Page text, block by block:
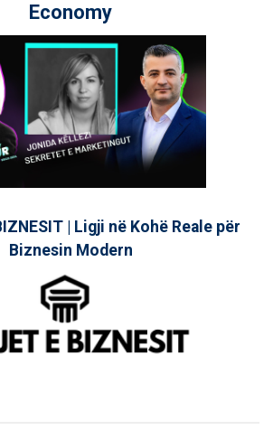
Economy
| Ligji në Kohë Reale për
Biznesin Modern